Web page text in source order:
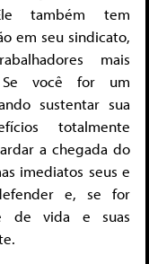
também tem
em seu sindicato,
mais
Se você for um
sustentar sua
totalmente
a chegada do
imediatos seus e
e, se for
de vida e suas